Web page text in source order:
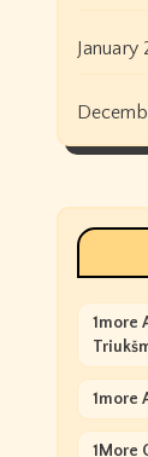
January
1more
1more
1More